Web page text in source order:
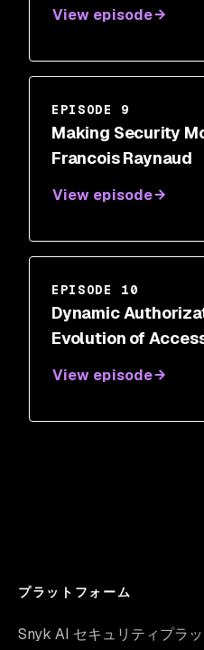
View episode
EPISODE 9
Making Security
Francois Raynaud
View episode
EPISODE 10
Dynamic
Evolution of
View episode
プラットフォーム
Snyk AI セキュリティプラ